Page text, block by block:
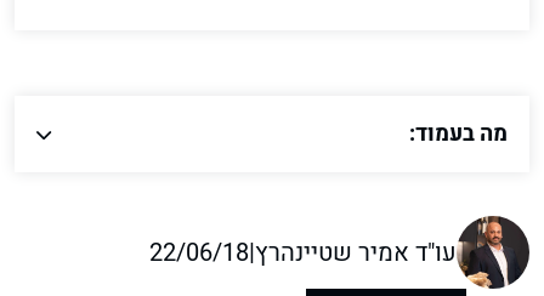
מה בעמוד:
עו"ד אמיר שטיינהרץ|
22/06/18